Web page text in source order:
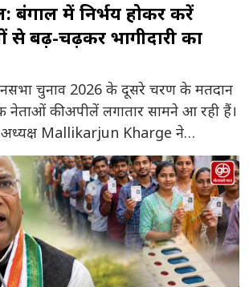
बंगाल में निर्भय होकर करें
बढ़-चढ़कर भागीदारी का
चुनाव 2026 के दूसरे चरण के मतदान
नेताओं की अपीलें लगातार सामने आ रही हैं।
अध्यक्ष Mallikarjun Kharge ने
में मतदान करने का आग्रह किया है।
कि वे बिना किसी डर, दबाव या प्रलोभन के